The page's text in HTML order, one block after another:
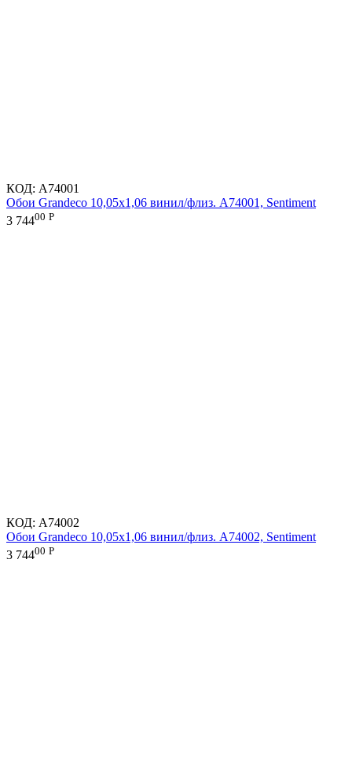
КОД: A74001
Обои Grandeco 10,05х1,06 винил/флиз. A74001, Sentiment
3 74400 Р
КОД: A74002
Обои Grandeco 10,05х1,06 винил/флиз. A74002, Sentiment
3 74400 Р